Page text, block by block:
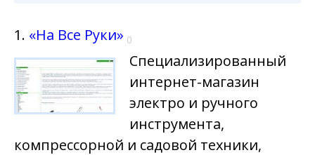
1. «На Все Руки» 0
Специализированный
интернет-магазин
электро и ручного
инструмента,
компрессорной и садовой техники,